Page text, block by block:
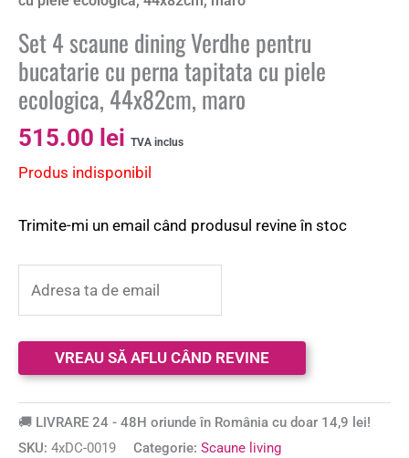
Set 4 scaune dining Verdhe pentru
bucatarie cu perna tapitata cu piele
ecologica, 44x82cm, maro
515.00 lei TVA inclus
Produs indisponibil
Trimite-mi un email când produsul revine în stoc
🚚 LIVRARE 24 - 48H oriunde în România cu doar 14,9 lei!
SKU: 4xDC-0019 Categorie: Scaune living